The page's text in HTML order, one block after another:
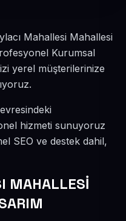
Mahallesi Mahallesi
Kurumsal
yerel müşterilerinize
hizmeti sunuyoruz
SEO ve destek dahil,
MAHALLESİ